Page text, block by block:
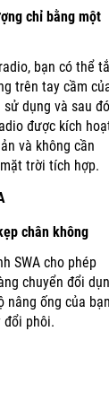
chỉ bằng một
bạn có thể
trên tay cầm
dụng và sau đó
được kích
và không cần
trời tích hợp.
chân không
SWA cho phép
chuyển đổi
nâng ống của bạn
đổi phôi.